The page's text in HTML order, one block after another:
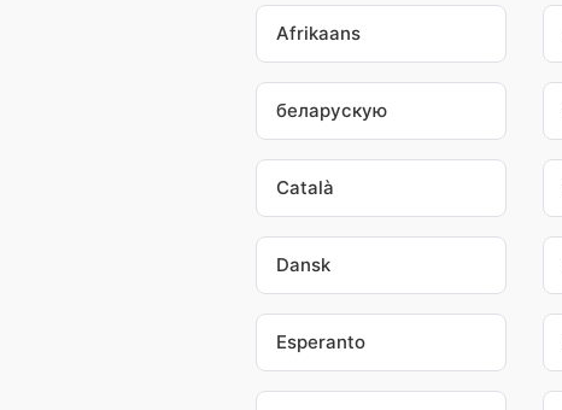
Afrikaans
беларускую
Català
Dansk
Esperanto